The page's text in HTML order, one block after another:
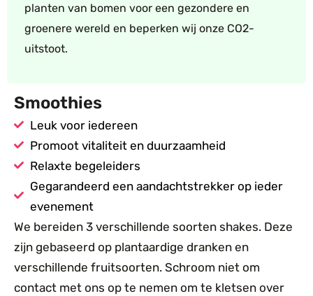
Smoothies
Leuk voor iedereen
Promoot vitaliteit en duurzaamheid
Relaxte begeleiders
Gegarandeerd een aandachtstrekker op ieder
evenement
We bereiden 3 verschillende soorten shakes. Deze
zijn gebaseerd op plantaardige dranken en
verschillende fruitsoorten. Schroom niet om
contact met ons op te nemen om te kletsen over
planten van bomen voor een gezondere en
groenere wereld en beperken wij onze CO2-
uitstoot.